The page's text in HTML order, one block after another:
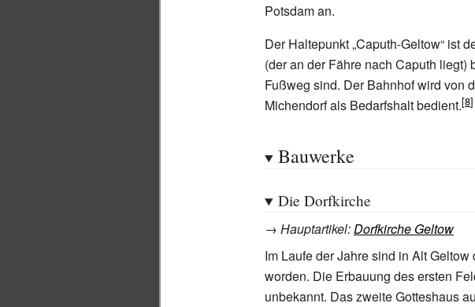
Potsdam an.
Der Haltepunkt „Caputh-Geltow“ ist
(der an der Fähre nach Caputh
Fußweg sind. Der Bahnhof wird von
Michendorf als Bedarfshalt bedient.
Bauwerke
Die Dorfkirche
→ Hauptartikel:Dorfkirche Geltow
Im Laufe der Jahre sind in Alt
worden. Die Erbauung des ersten
unbekannt. Das zweite Gotteshaus